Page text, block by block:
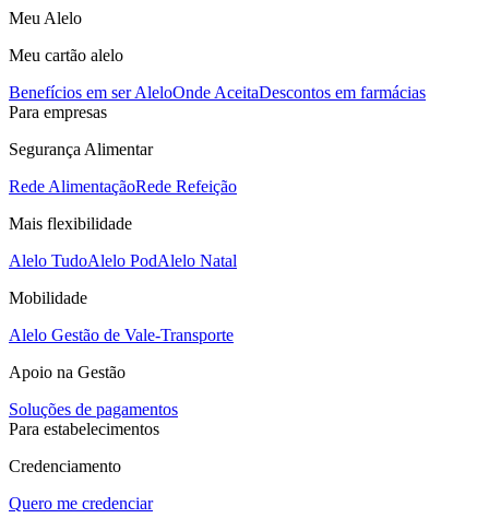
Meu Alelo
Meu cartão alelo
Benefícios em ser AleloOnde AceitaDescontos em farmácias
Para empresas
Segurança Alimentar
Rede AlimentaçãoRede Refeição
Mais flexibilidade
Alelo TudoAlelo PodAlelo Natal
Mobilidade
Alelo Gestão de Vale-Transporte
Apoio na Gestão
Soluções de pagamentos
Para estabelecimentos
Credenciamento
Quero me credenciar